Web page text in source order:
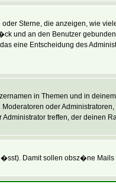
Sterne, die anzeigen, wie
und an den Benutzer
eine Entscheidung des
in Themen und in
oder
treffen, der deinen
Damit sollen obsz�ne